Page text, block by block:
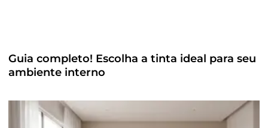
Guia completo! Escolha a tinta ideal para seu
ambiente interno